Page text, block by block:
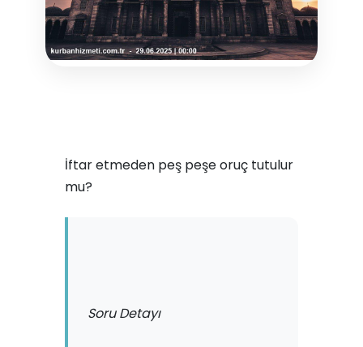
İftar etmeden peş peşe oruç tutulur
mu?
Soru Detayı